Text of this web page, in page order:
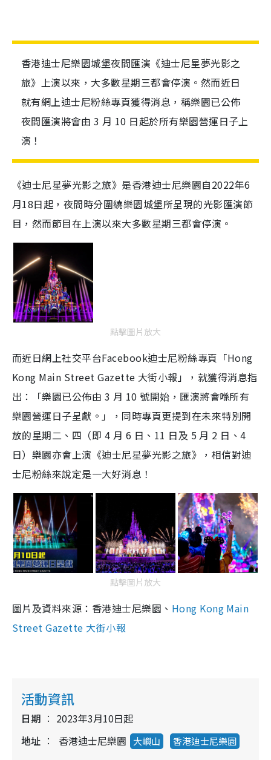
香港迪士尼樂園城堡夜間匯演《迪士尼星夢光影之
旅》上演以來，大多數星期三都會停演。然而近日
就有網上迪士尼粉絲專頁獲得消息，稱樂園已公佈
夜間匯演將會由 3 月 10 日起於所有樂園營運日子上
演！
《迪士尼星夢光影之旅》是香港迪士尼樂園自2022年6
月18日起，夜間時分圍繞樂園城堡所呈現的光影匯演節
目，然而節目在上演以來大多數星期三都會停演。
點擊圖片放大
而近日網上社交平台Facebook迪士尼粉絲專頁「Hong
Kong Main Street Gazette 大街小報」，就獲得消息指
出：「樂園已公佈由 3 月 10 號開始，匯演將會喺所有
樂園營運日子呈獻。」，同時專頁更提到在未來特別開
放的星期二、四（即 4 月 6 日、11 日及 5 月 2 日、4
日）樂園亦會上演《迪士尼星夢光影之旅》，相信對迪
士尼粉絲來說定是一大好消息！
點擊圖片放大
圖片及資料來源：香港迪士尼樂園、 Hong Kong Main
Street Gazette 大街小報
活動資訊
日期
2023年3月10日起
地址
香港迪士尼樂園 大嶼山 香港迪士尼樂園